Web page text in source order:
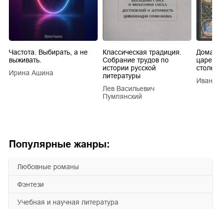
Популярные жанры:
любовные романы
фэнтези
учебная и научная литература
Частота. Выбирать, а не
выживать.
Ирина Ашина
Классическая традиция.
Собрание трудов по
истории русской
литературы
Лев Васильевич
Пумпянский
царей
Иван